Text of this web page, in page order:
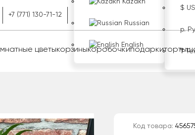
+7 (771) 130-71-12
Kazakh
Russian
English
$
р.
₸
цветыкорзиныкоробочкиподаркиторты
Код товара: